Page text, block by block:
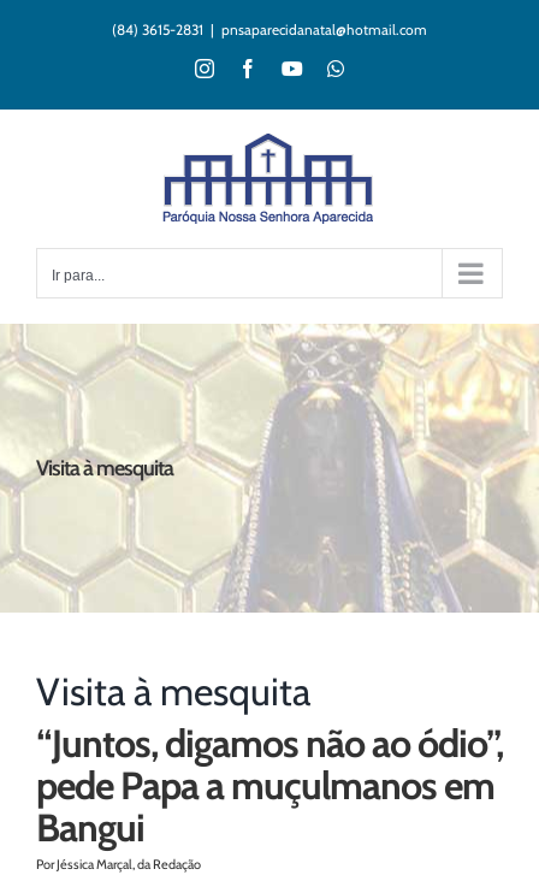
(84) 3615-2831 | pnsaparecidanatal@hotmail.com
InstagramFacebookYouTubeWhatsApp
Ir para...
Visita à mesquita
Visita à mesquita
“Juntos, digamos não ao ódio”,
pede Papa a muçulmanos em
Bangui
Por Jéssica Marçal, da Redação